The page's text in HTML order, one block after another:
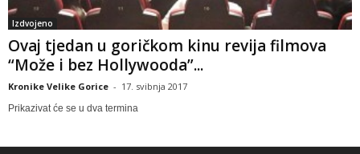
Izdvojeno
Ovaj tjedan u goričkom kinu revija filmova
“Može i bez Hollywooda”...
Kronike Velike Gorice - 17. svibnja 2017
Prikazivat će se u dva termina